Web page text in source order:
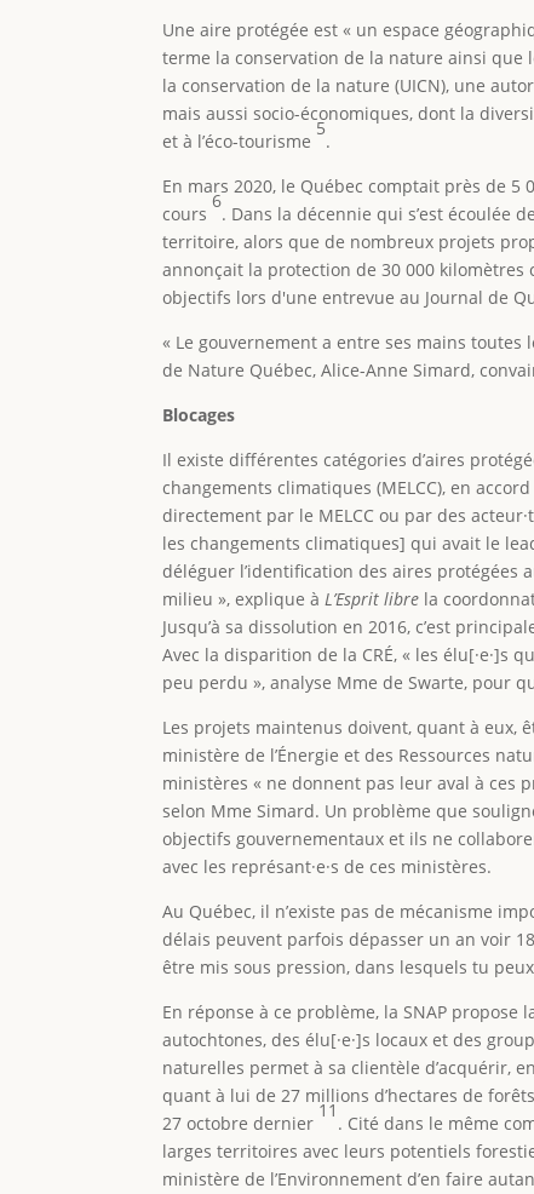
Une aire protégée est « un espace
terme la conservation de la nature ainsi que
la conservation de la nature (UICN), une
mais aussi socio-économiques, dont la
et à l’éco-tourisme
5
.
En mars 2020, le Québec comptait près de
cours
6
. Dans la décennie qui s’est écoulée
territoire, alors que de nombreux projets
annonçait la protection de 30 000
objectifs lors d'une entrevue au Journal de
« Le gouvernement a entre ses mains
de Nature Québec, Alice-Anne Simard,
Blocages
Il existe différentes catégories d’aires
changements climatiques (MELCC), en
directement par le MELCC ou par des
les changements climatiques] qui avait le
déléguer l’identification des aires protégées
milieu », explique àL’Esprit libre la
Jusqu’à sa dissolution en 2016, c’est
Avec la disparition de la CRÉ, « les
peu perdu », analyse Mme de Swarte, pour
Les projets maintenus doivent, quant à eux,
ministère de l’Énergie et des Ressources
ministères « ne donnent pas leur aval à ces
selon Mme Simard. Un problème que
objectifs gouvernementaux et ils ne
avec les représant·e·s de ces ministères.
Au Québec, il n’existe pas de mécanisme
délais peuvent parfois dépasser un an voir
être mis sous pression, dans lesquels tu
En réponse à ce problème, la SNAP
autochtones, des élu[·e·]s locaux et des
naturelles permet à sa clientèle d’acquérir,
quant à lui de 27 millions d’hectares de
27 octobre dernier
11
. Cité dans le même
larges territoires avec leurs potentiels
ministère de l’Environnement d’en faire